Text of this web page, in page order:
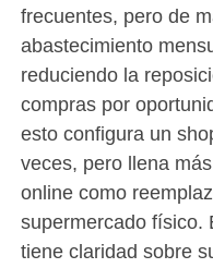
frecuentes, pero de
abastecimiento
reduciendo la
compras por
esto configura un
veces, pero llena
online como
supermercado físico.
tiene claridad sobre